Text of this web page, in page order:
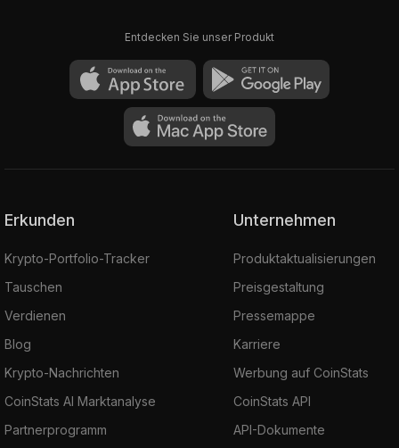
Entdecken Sie unser Produkt
Erkunden
Krypto-Portfolio-Tracker
Tauschen
Verdienen
Blog
Krypto-Nachrichten
CoinStats AI Marktanalyse
Partnerprogramm
Unternehmen
Produktaktualisierungen
Preisgestaltung
Pressemappe
Karriere
Werbung auf CoinStats
CoinStats API
API-Dokumente